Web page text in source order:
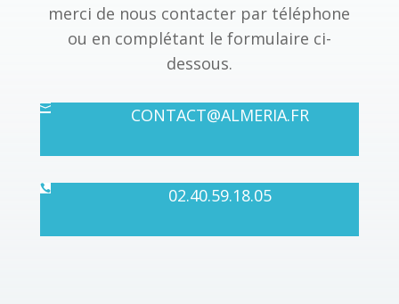
merci de nous contacter par téléphone
ou en complétant le formulaire ci-
dessous.
 CONTACT@ALMERIA.FR
 02.40.59.18.05